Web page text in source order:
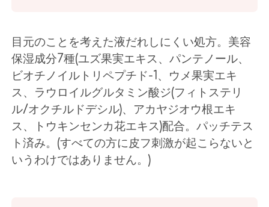
目元のことを考えた液だれしにくい処方。美容
保湿成分7種(ユズ果実エキス、パンテノール、
ビオチノイルトリペプチド-1、ウメ果実エキ
ス、ラウロイルグルタミン酸ジ(フィトステリ
ル/オクチルドデシル)、アカヤジオウ根エキ
ス、トウキンセンカ花エキス)配合。パッチテス
ト済み。(すべての方に皮フ刺激が起こらないと
いうわけではありません。)